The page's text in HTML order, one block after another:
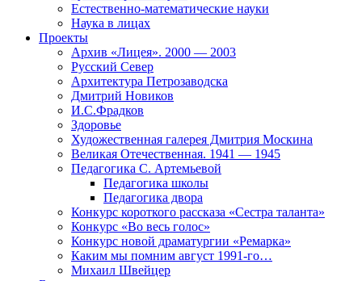
Естественно-математические науки
Наука в лицах
Проекты
Архив «Лицея». 2000 — 2003
Русский Север
Архитектура Петрозаводска
Дмитрий Новиков
И.С.Фрадков
Здоровье
Художественная галерея Дмитрия Москина
Великая Отечественная. 1941 — 1945
Педагогика С. Артемьевой
Педагогика школы
Педагогика двора
Конкурс короткого рассказа «Сестра таланта»
Конкурс «Во весь голос»
Конкурс новой драматургии «Ремарка»
Каким мы помним август 1991-го…
Михаил Швейцер